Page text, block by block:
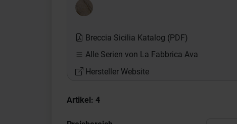
Breccia Sicilia Katalog (PDF)
Alle Serien von La Fabbrica Ava
Hersteller Website
Artikel: 4